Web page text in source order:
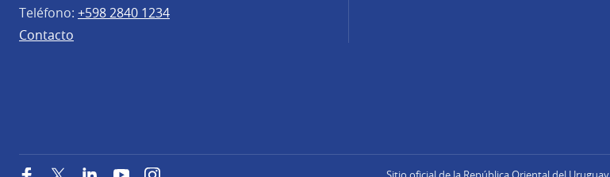
Teléfono: +598 2840 1234
Contacto
FacebookTwitterLinkedInYouTubeInstagram